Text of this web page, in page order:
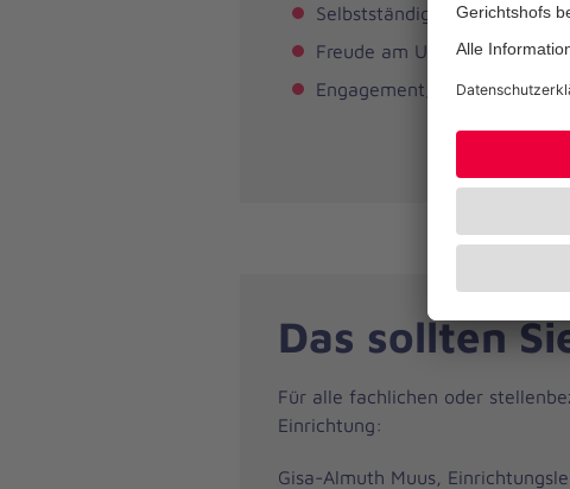
Selbstständiges und
Freude am Umgang mit
Engagement, Flexibilität
Das sollten
Für alle fachlichen oder
Einrichtung:
Gisa-Almuth Muus,